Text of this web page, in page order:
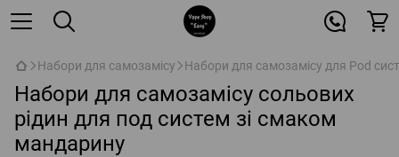
Набори для самозамісу Набори для самозамісу для Pod
Набори для самозамісу сольових
рідин для под систем зі смаком
мандарину